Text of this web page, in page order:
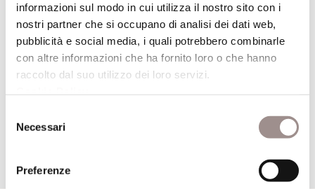
informazioni sul modo in cui utilizza il nostro sito con i
nostri partner che si occupano di analisi dei dati web,
pubblicità e social media, i quali potrebbero combinarle
con altre informazioni che ha fornito loro o che hanno
raccolto dal suo utilizzo dei loro servizi.
delNecessari
Preferenze
I tessuti raccontano infinite storie. Dal Barocco
al Novecento, sui telai si sono alternati artigiani
di altissima qualità e maestranze specializzate
per creare manufatti che hanno vestito
principi, duchesse e sacerdoti